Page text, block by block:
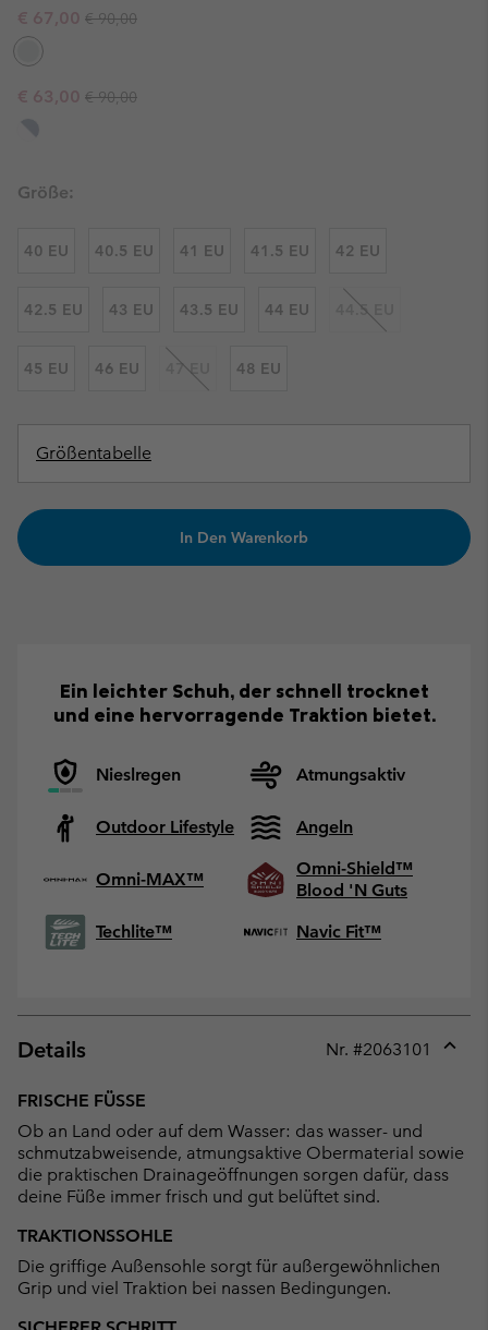
Sale price:
€ 67,00 Regular price:
€ 90,00
Sale price:
€ 63,00 Regular price:
€ 90,00
Größe:
40 EU 40.5 EU 41 EU 41.5 EU 42 EU
42.5 EU 43 EU 43.5 EU 44 EU 44.5 EU
45 EU 46 EU 47 EU 48 EU
Größentabelle
In Den Warenkorb
Ein leichter Schuh, der schnell trocknet
und eine hervorragende Traktion bietet.
Nieslregen Atmungsaktiv
Outdoor Lifestyle Angeln
Omni-MAX™
Omni-Shield™
Blood 'N Guts
Techlite™
Navic Fit™
Details Nr. #2063101
FRISCHE FÜSSE
Ob an Land oder auf dem Wasser: das wasser- und
schmutzabweisende, atmungsaktive Obermaterial sowie
die praktischen Drainageöffnungen sorgen dafür, dass
deine Füße immer frisch und gut belüftet sind.
TRAKTIONSSOHLE
Die griffige Außensohle sorgt für außergewöhnlichen
Grip und viel Traktion bei nassen Bedingungen.